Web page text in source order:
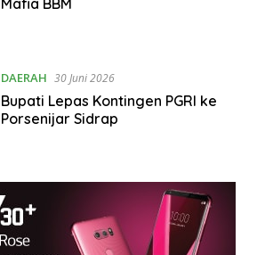
Mafia BBM
DAERAH 30 Juni 2026
Bupati Lepas Kontingen PGRI ke
Porsenijar Sidrap